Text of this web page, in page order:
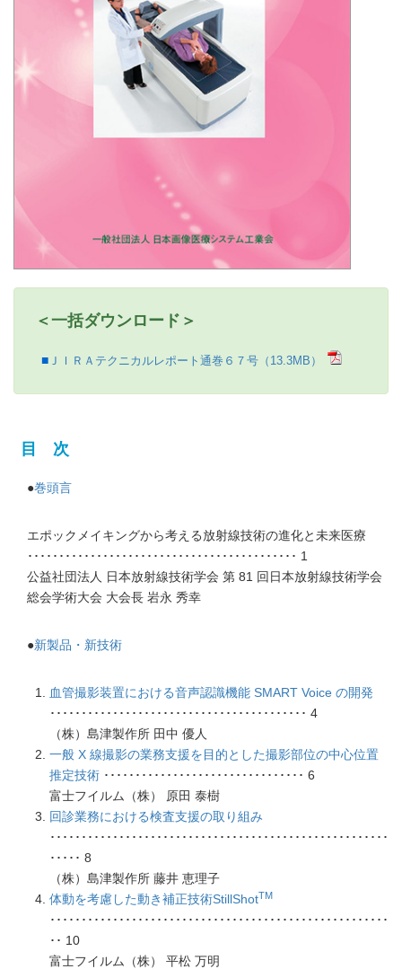
＜一括ダウンロード＞
ＪＩＲＡテクニカルレポート通巻６７号（13.3MB）
目 次
●巻頭言
エポックメイキングから考える放射線技術の進化と未来医療
･･･････････････････････････････････････････ 1
公益社団法人 日本放射線技術学会 第 81 回日本放射線技術学会
総会学術大会 大会長 岩永 秀幸
●新製品・新技術
血管撮影装置における音声認識機能 SMART Voice の開発
･････････････････････････････････････････ 4
（株）島津製作所 田中 優人
一般 X 線撮影の業務支援を目的とした撮影部位の中心位置
推定技術 ････････････････････････････････ 6
富士フイルム（株） 原田 泰樹
回診業務における検査支援の取り組み
･･････････････････････････････････････････････････････
･････ 8
（株）島津製作所 藤井 恵理子
体動を考慮した動き補正技術StillShotTM
･･････････････････････････････････････････････････････
･･ 10
富士フイルム（株） 平松 万明